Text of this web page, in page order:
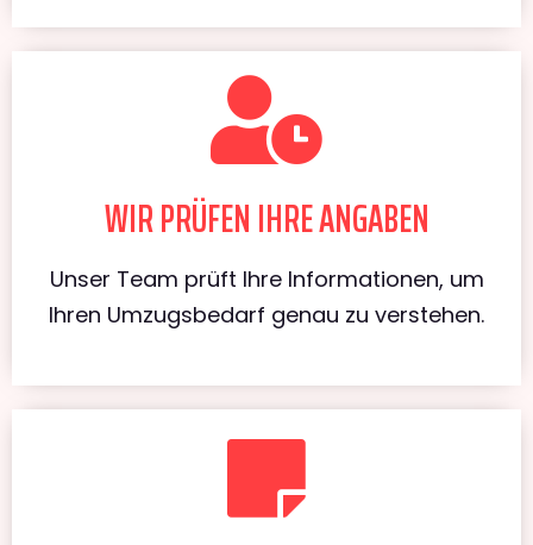
WIR PRÜFEN IHRE ANGABEN
Unser Team prüft Ihre Informationen, um
Ihren Umzugsbedarf genau zu verstehen.